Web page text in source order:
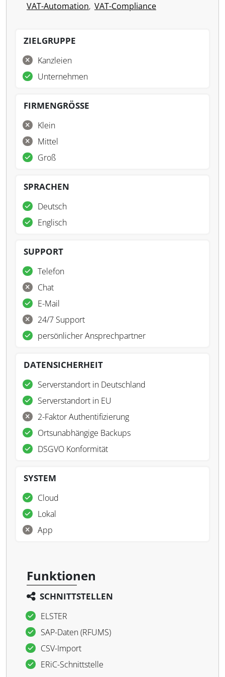
VAT-Automation, VAT-Compliance
ZIELGRUPPE
Kanzleien
Unternehmen
FIRMENGRÖSSE
Klein
Mittel
Groß
SPRACHEN
Deutsch
Englisch
SUPPORT
Telefon
Chat
E-Mail
24/7 Support
persönlicher Ansprechpartner
DATENSICHERHEIT
Serverstandort in Deutschland
Serverstandort in EU
2-Faktor Authentifizierung
Ortsunabhängige Backups
DSGVO Konformität
SYSTEM
Cloud
Lokal
App
Funktionen
SCHNITTSTELLEN
ELSTER
SAP-Daten (RFUMS)
CSV-Import
ERiC-Schnittstelle